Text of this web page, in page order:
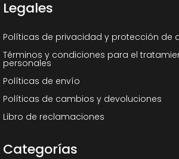
Legales
Políticas de privacidad y protección de
Términos y condiciones para el
personales
Políticas de envío
Políticas de cambios y devoluciones
Libro de reclamaciones
Categorías